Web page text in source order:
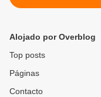
Castro
Alojado por Overblog
Top posts
Páginas
Contacto